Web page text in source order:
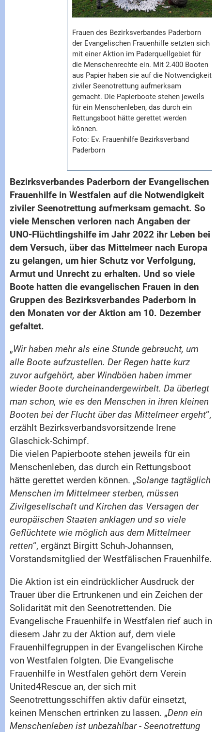
Frauen des Bezirksverbandes Paderborn
der Evangelischen Frauenhilfe setzten sich
mit einer Aktion im Paderquellgebiet für
die Menschenrechte ein. Mit 2.400 Booten
aus Papier haben sie auf die Notwendigkeit
ziviler Seenotrettung aufmerksam
gemacht. Die Papierboote stehen jeweils
für ein Menschenleben, das durch ein
Rettungsboot hätte gerettet werden
können.
Foto: Ev. Frauenhilfe Bezirksverband
Paderborn
Bezirksverbandes Paderborn der Evangelischen
Frauenhilfe in Westfalen auf die Notwendigkeit
ziviler Seenotrettung aufmerksam gemacht. So
viele Menschen verloren nach Angaben der
UNO-Flüchtlingshilfe im Jahr 2022 ihr Leben bei
dem Versuch, über das Mittelmeer nach Europa
zu gelangen, um hier Schutz vor Verfolgung,
Armut und Unrecht zu erhalten. Und so viele
Boote hatten die evangelischen Frauen in den
Gruppen des Bezirksverbandes Paderborn in
den Monaten vor der Aktion am 10. Dezember
gefaltet.
„Wir haben mehr als eine Stunde gebraucht, um
alle Boote aufzustellen. Der Regen hatte kurz
zuvor aufgehört, aber Windböen haben immer
wieder Boote durcheinandergewirbelt. Da überlegt
man schon, wie es den Menschen in ihren kleinen
Booten bei der Flucht über das Mittelmeer ergeht“,
erzählt Bezirksverbandsvorsitzende Irene
Glaschick-Schimpf.
Die vielen Papierboote stehen jeweils für ein
Menschenleben, das durch ein Rettungsboot
hätte gerettet werden können. „Solange tagtäglich
Menschen im Mittelmeer sterben, müssen
Zivilgesellschaft und Kirchen das Versagen der
europäischen Staaten anklagen und so viele
Geflüchtete wie möglich aus dem Mittelmeer
retten“, ergänzt Birgitt Schuh-Johannsen,
Vorstandsmitglied der Westfälischen Frauenhilfe.
Die Aktion ist ein eindrücklicher Ausdruck der
Trauer über die Ertrunkenen und ein Zeichen der
Solidarität mit den Seenotrettenden. Die
Evangelische Frauenhilfe in Westfalen rief auch in
diesem Jahr zu der Aktion auf, dem viele
Frauenhilfegruppen in der Evangelischen Kirche
von Westfalen folgten. Die Evangelische
Frauenhilfe in Westfalen gehört dem Verein
United4Rescue an, der sich mit
Seenotrettungsschiffen aktiv dafür einsetzt,
keinen Menschen ertrinken zu lassen. „Denn ein
Menschenleben ist unbezahlbar - Seenotrettung